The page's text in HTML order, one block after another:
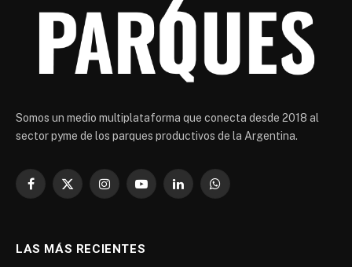
Somos un medio multiplataforma que conecta desde 2018 al
sector pyme de los parques productivos de la Argentina.
Facebook
X
InstagramYouTubeLinkedInWhatsApp
LAS MÁS RECIENTES